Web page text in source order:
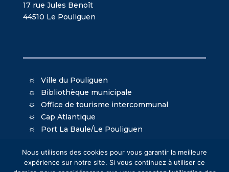
17 rue Jules Benoît
44510 Le Pouliguen
Ville du Pouliguen
Bibliothèque municipale
Office de tourisme intercommunal
Cap Atlantique
Port La Baule/Le Pouliguen
Nous utilisons des cookies pour vous garantir la meilleure
expérience sur notre site. Si vous continuez à utiliser ce